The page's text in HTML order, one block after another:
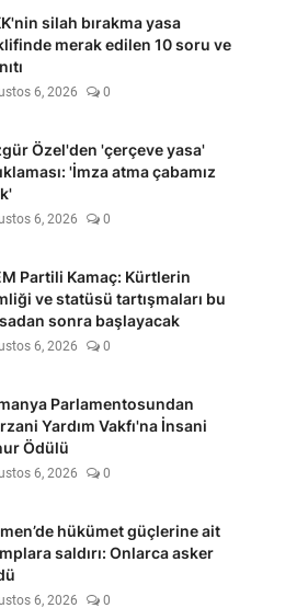
silah bırakma yasa
merak edilen 10 soru ve
6, 2026 0
Özel'den 'çerçeve yasa'
'İmza atma çabamız
6, 2026 0
Partili Kamaç: Kürtlerin
ve statüsü tartışmaları bu
sonra başlayacak
6, 2026 0
Parlamentosundan
Yardım Vakfı'na İnsani
Ödülü
6, 2026 0
hükümet güçlerine ait
saldırı: Onlarca asker
6, 2026 0